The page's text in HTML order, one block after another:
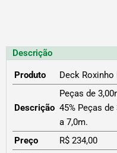
Descrição
Produto Deck
Descrição
Peças de
45% Peças
a 7,0m.
Preço
R$ 234,00